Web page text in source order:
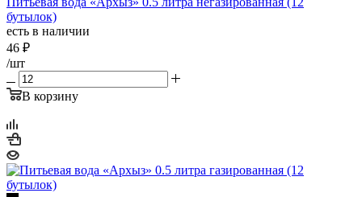
бутылок)
есть в наличии
46 ₽
/шт
В корзину